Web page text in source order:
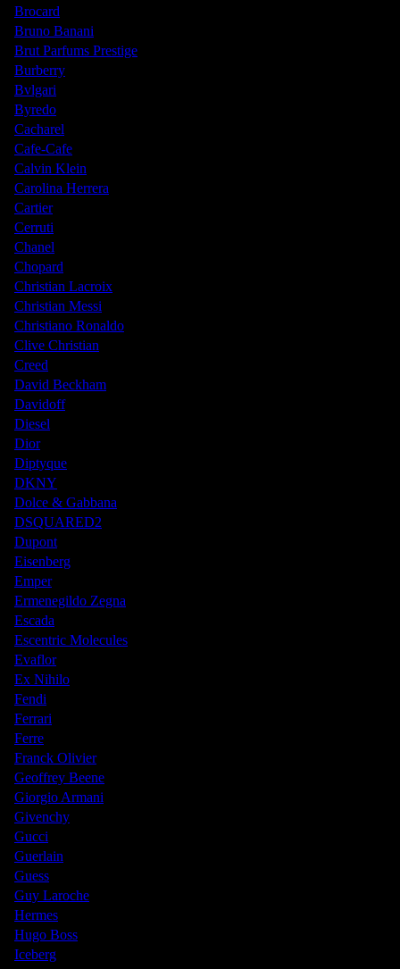
Brocard
Bruno Banani
Brut Parfums Prestige
Burberry
Bvlgari
Byredo
Cacharel
Cafe-Cafe
Calvin Klein
Carolina Herrera
Cartier
Cerruti
Chanel
Chopard
Christian Lacroix
Christian Messi
Christiano Ronaldo
Clive Christian
Creed
David Beckham
Davidoff
Diesel
Dior
Diptyque
DKNY
Dolce & Gabbana
DSQUARED2
Dupont
Eisenberg
Emper
Ermenegildo Zegna
Escada
Escentric Molecules
Evaflor
Ex Nihilo
Fendi
Ferrari
Ferre
Franck Olivier
Geoffrey Beene
Giorgio Armani
Givenchy
Gucci
Guerlain
Guess
Guy Laroche
Hermes
Hugo Boss
Iceberg